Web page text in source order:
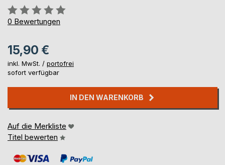
Bewertung::
0%
0 Bewertungen
15,90 €
inkl. MwSt. / portofrei
sofort verfügbar
IN DEN WARENKORB
Auf die Merkliste
Titel bewerten